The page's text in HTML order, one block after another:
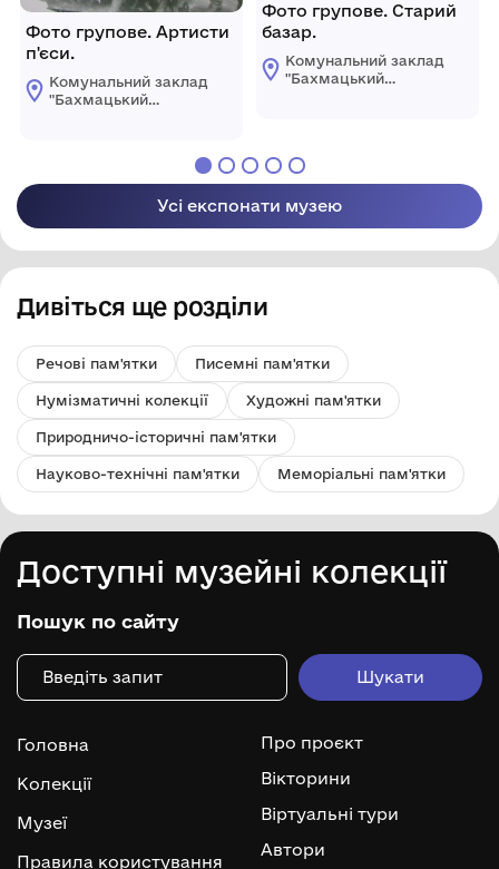
Фото групове. Артисти
п'єси.
Комунальний заклад
"Бахмацький
Бахмацької міської
Фото групове. Старий
базар.
Комунальний заклад
"Бахмацький
Бахмацької міської
ради
Усі експонати музею
Дивіться ще розділи
Речові пам'ятки Писемні пам'ятки
Нумізматичні колекції Художні пам'ятки
Природничо-історичні пам'ятки
Науково-технічні пам'ятки Меморіальні пам'ятки
Доступні музейні колекції
Пошук по сайту
Головна
Колекції
Музеї
Правила користування
Про проєкт
Вікторини
Віртуальні тури
Автори